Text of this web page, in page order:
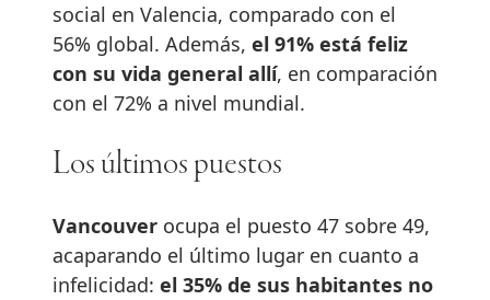
social en Valencia, comparado con el
56% global. Además, el 91% está feliz
con su vida general allí, en comparación
con el 72% a nivel mundial.
Los últimos puestos
Vancouver ocupa el puesto 47 sobre 49,
acaparando el último lugar en cuanto a
infelicidad: el 35% de sus habitantes no